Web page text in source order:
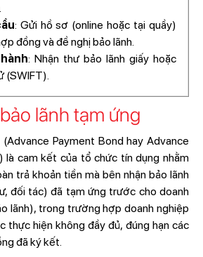
: Gửi hồ sơ (online hoặc tại quầy)
đồng và đề nghị bảo lãnh.
: Nhận thư bảo lãnh giấy hoặc
(SWIFT).
lãnh tạm ứng
(Advance Payment Bond hay Advance
là cam kết của tổ chức tín dụng nhằm
trả khoản tiền mà bên nhận bảo lãnh
đối tác) đã tạm ứng trước cho doanh
lãnh), trong trường hợp doanh nghiệp
thực hiện không đầy đủ, đúng hạn các
đã ký kết.